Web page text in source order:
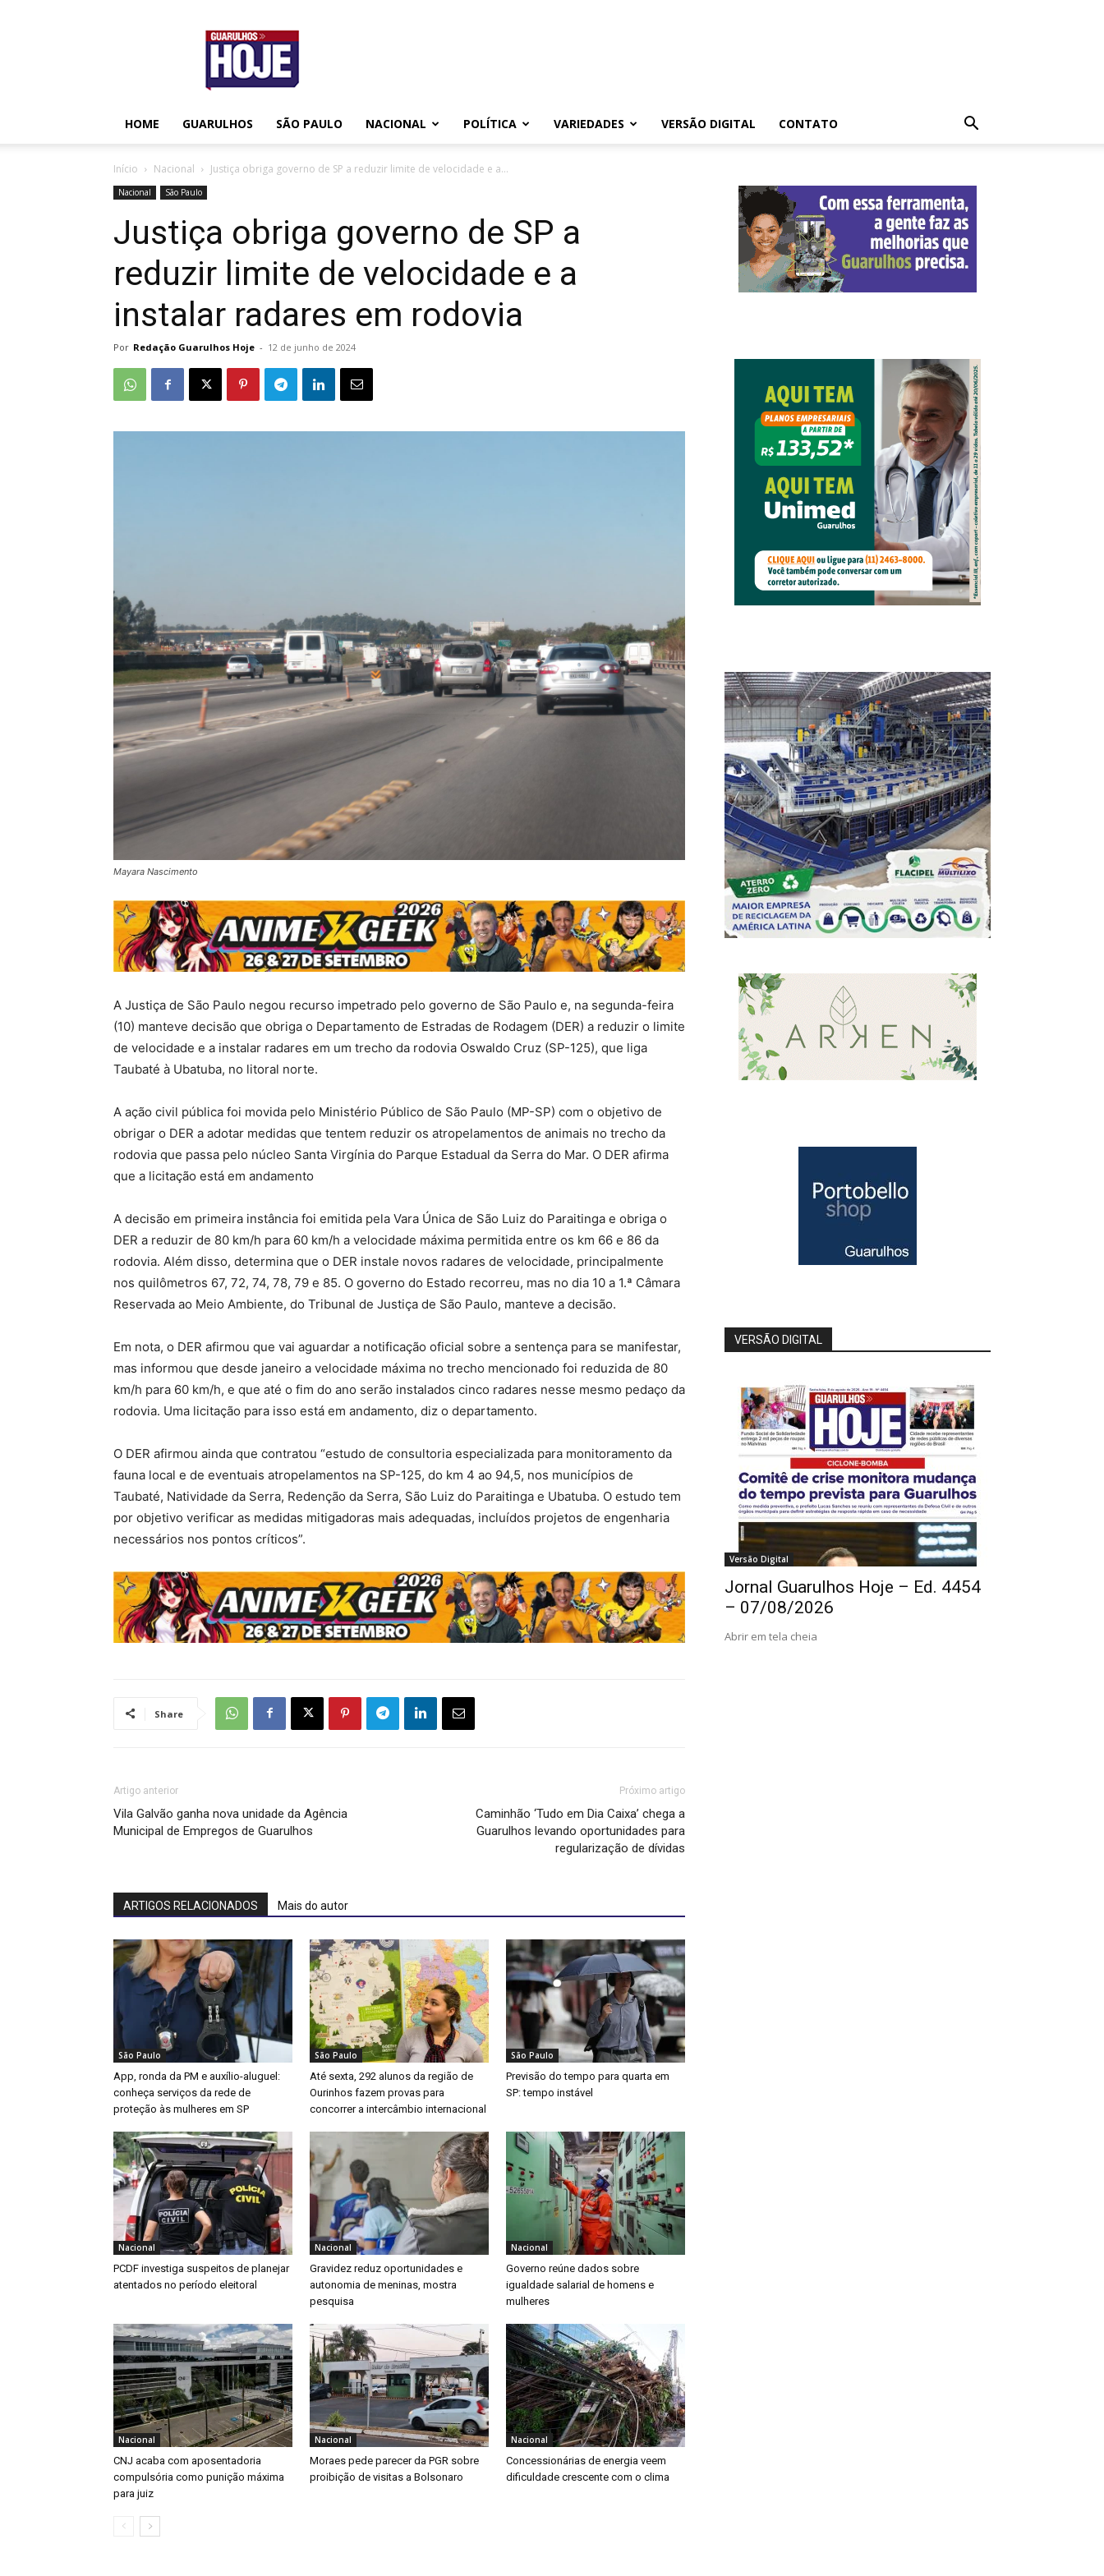
Guarulhos
Hoje
HOME GUARULHOS SÃO PAULO NACIONAL POLÍTICA VARIEDADES VERSÃO DIGITAL CONTATO
Início Nacional Justiça obriga governo de SP a reduzir limite de velocidade e a...
Nacional São Paulo
Justiça obriga governo de SP a
reduzir limite de velocidade e a
instalar radares em rodovia
Por Redação Guarulhos Hoje - 12 de junho de 2024
Mayara Nascimento
A Justiça de São Paulo negou recurso impetrado pelo governo de São Paulo e, na segunda-feira
(10) manteve decisão que obriga o Departamento de Estradas de Rodagem (DER) a reduzir o limite
de velocidade e a instalar radares em um trecho da rodovia Oswaldo Cruz (SP-125), que liga
Taubaté à Ubatuba, no litoral norte.
A ação civil pública foi movida pelo Ministério Público de São Paulo (MP-SP) com o objetivo de
obrigar o DER a adotar medidas que tentem reduzir os atropelamentos de animais no trecho da
rodovia que passa pelo núcleo Santa Virgínia do Parque Estadual da Serra do Mar. O DER afirma
que a licitação está em andamento
A decisão em primeira instância foi emitida pela Vara Única de São Luiz do Paraitinga e obriga o
DER a reduzir de 80 km/h para 60 km/h a velocidade máxima permitida entre os km 66 e 86 da
rodovia. Além disso, determina que o DER instale novos radares de velocidade, principalmente
nos quilômetros 67, 72, 74, 78, 79 e 85. O governo do Estado recorreu, mas no dia 10 a 1.ª Câmara
Reservada ao Meio Ambiente, do Tribunal de Justiça de São Paulo, manteve a decisão.
Em nota, o DER afirmou que vai aguardar a notificação oficial sobre a sentença para se manifestar,
mas informou que desde janeiro a velocidade máxima no trecho mencionado foi reduzida de 80
km/h para 60 km/h, e que até o fim do ano serão instalados cinco radares nesse mesmo pedaço da
rodovia. Uma licitação para isso está em andamento, diz o departamento.
O DER afirmou ainda que contratou “estudo de consultoria especializada para monitoramento da
fauna local e de eventuais atropelamentos na SP-125, do km 4 ao 94,5, nos municípios de
Taubaté, Natividade da Serra, Redenção da Serra, São Luiz do Paraitinga e Ubatuba. O estudo tem
por objetivo verificar as medidas mitigadoras mais adequadas, incluídos projetos de engenharia
necessários nos pontos críticos”.
Share
Artigo anterior
Vila Galvão ganha nova unidade da Agência
Municipal de Empregos de Guarulhos
Próximo artigo
Caminhão ‘Tudo em Dia Caixa’ chega a
Guarulhos levando oportunidades para
regularização de dívidas
ARTIGOS RELACIONADOS Mais do autor
São Paulo
App, ronda da PM e auxílio-aluguel:
conheça serviços da rede de
proteção às mulheres em SP
São Paulo
Até sexta, 292 alunos da região de
Ourinhos fazem provas para
concorrer a intercâmbio internacional
São Paulo
Previsão do tempo para quarta em
SP: tempo instável
Nacional
PCDF investiga suspeitos de planejar
atentados no período eleitoral
Nacional
Gravidez reduz oportunidades e
autonomia de meninas, mostra
pesquisa
Nacional
Governo reúne dados sobre
igualdade salarial de homens e
mulheres
Nacional
CNJ acaba com aposentadoria
compulsória como punição máxima
para juiz
Nacional
Moraes pede parecer da PGR sobre
proibição de visitas a Bolsonaro
Nacional
Concessionárias de energia veem
dificuldade crescente com o clima
VERSÃO DIGITAL
Versão Digital
Jornal Guarulhos Hoje – Ed. 4454
– 07/08/2026
Abrir em tela cheia